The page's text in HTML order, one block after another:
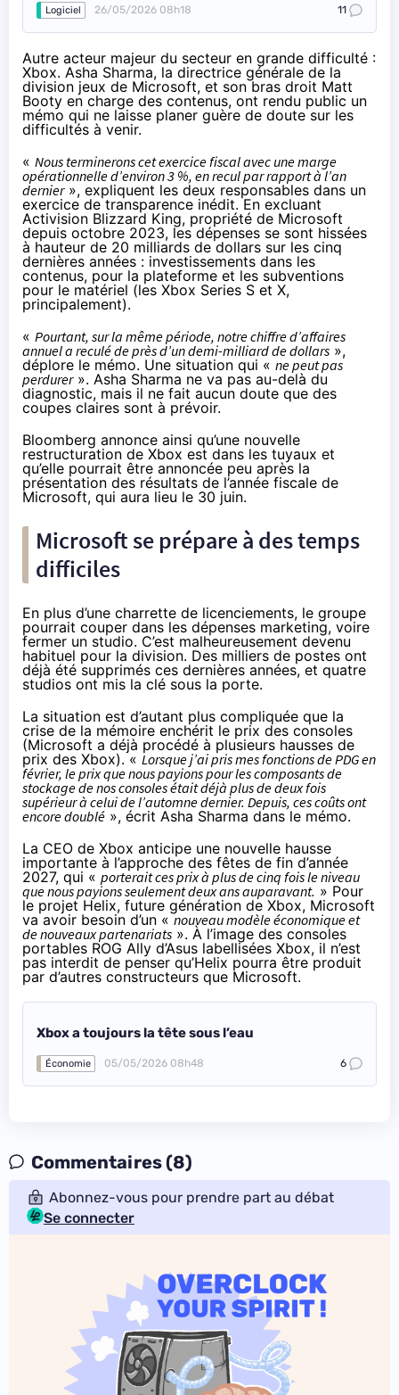
Logiciel 26/05/2026 08h18 11
Autre acteur majeur du secteur en grande difficulté :
Xbox. Asha Sharma, la directrice générale de la
division jeux de Microsoft, et son bras droit Matt
Booty en charge des contenus, ont rendu public un
mémo qui ne laisse planer guère de doute sur les
difficultés à venir.
« Nous terminerons cet exercice fiscal avec une marge
opérationnelle d’environ 3 %, en recul par rapport à l’an
dernier», expliquent les deux responsables dans un
exercice de transparence inédit. En excluant
Activision Blizzard King, propriété de Microsoft
depuis octobre 2023, les dépenses se sont hissées
à hauteur de 20 milliards de dollars sur les cinq
dernières années : investissements dans les
contenus, pour la plateforme et les subventions
pour le matériel (les Xbox Series S et X,
principalement).
« Pourtant, sur la même période, notre chiffre d’affaires
annuel a reculé de près d’un demi-milliard de dollars »,
déplore le mémo. Une situation qui « ne peut pas
perdurer». Asha Sharma ne va pas au-delà du
diagnostic, mais il ne fait aucun doute que des
coupes claires sont à prévoir.
Bloomberg annonce ainsi qu’une nouvelle
restructuration de Xbox est dans les tuyaux et
qu’elle pourrait être annoncée peu après la
présentation des résultats de l’année fiscale de
Microsoft, qui aura lieu le 30 juin.
Microsoft se prépare à des temps
difficiles
En plus d’une charrette de licenciements, le groupe
pourrait couper dans les dépenses marketing, voire
fermer un studio. C’est malheureusement devenu
habituel pour la division. Des milliers de postes ont
déjà été supprimés ces dernières années, et quatre
studios ont mis la clé sous la porte.
La situation est d’autant plus compliquée que la
crise de la mémoire enchérit le prix des consoles
(Microsoft a déjà procédé à plusieurs hausses de
prix des Xbox). « Lorsque j’ai pris mes fonctions de PDG en
février, le prix que nous payions pour les composants de
stockage de nos consoles était déjà plus de deux fois
supérieur à celui de l’automne dernier. Depuis, ces coûts ont
encore doublé », écrit Asha Sharma dans le mémo.
La CEO de Xbox anticipe une nouvelle hausse
importante à l’approche des fêtes de fin d’année
2027, qui « porterait ces prix à plus de cinq fois le niveau
que nous payions seulement deux ans auparavant. » Pour
le projet Helix, future génération de Xbox, Microsoft
va avoir besoin d’un «nouveau modèle économique et
de nouveaux partenariats ». À l’image des consoles
portables ROG Ally d’Asus labellisées Xbox, il n’est
pas interdit de penser qu’Helix pourra être produit
par d’autres constructeurs que Microsoft.
Xbox a toujours la tête sous l’eau
Économie 05/05/2026 08h48 6
Commentaires (8)
Abonnez-vous pour prendre part au débat
Se connecter